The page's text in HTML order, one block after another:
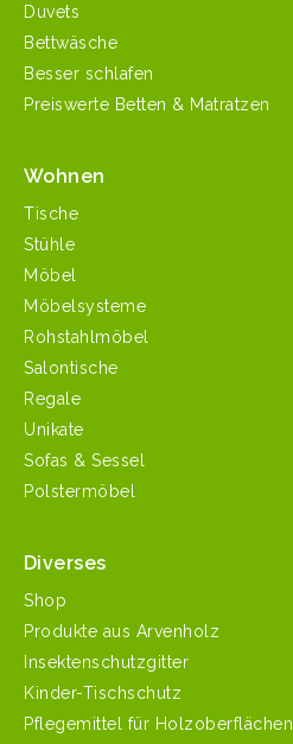
Duvets
Bettwäsche
Besser schlafen
Preiswerte Betten & Matratzen
Wohnen
Tische
Stühle
Möbel
Möbelsysteme
Rohstahlmöbel
Salontische
Regale
Unikate
Sofas & Sessel
Polstermöbel
Diverses
Shop
Produkte aus Arvenholz
Insektenschutzgitter
Kinder-Tischschutz
Pflegemittel für Holzoberflächen